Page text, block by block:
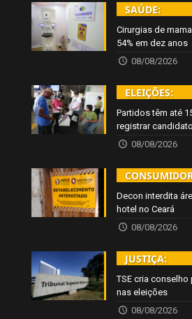
SAÚDE:
Cirurgias de
54% em dez anos
08/08/2026
ELEIÇÕES:
Partidos têm até
registrar
08/08/2026
Decon interdita
hotel no Ceará
08/08/2026
JUSTIÇA:
TSE cria
nas eleições
08/08/2026